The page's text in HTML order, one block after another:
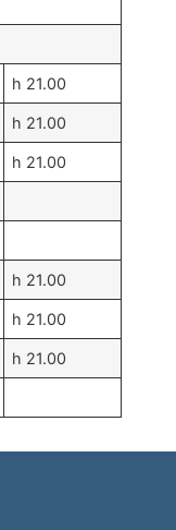
h 21.00
h 21.00
h 21.00
h 21.00
h 21.00
h 21.00